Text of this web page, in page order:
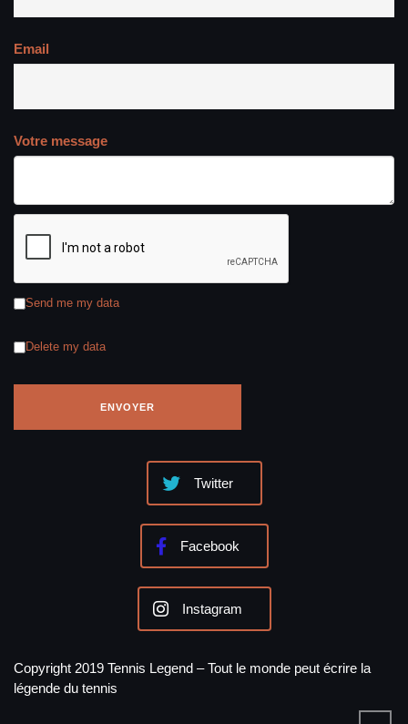
Email
Votre message
Send me my data
Delete my data
Twitter
Facebook
Instagram
Copyright 2019 Tennis Legend – Tout le monde peut écrire la
légende du tennis